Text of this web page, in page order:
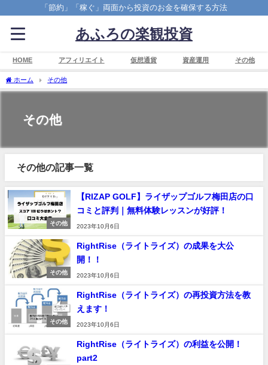
「節約」「稼ぐ」両面から投資のお金を確保する方法
あふろの楽観投資
HOME アフィリエイト 仮想通貨 資産運用 その他
ホーム その他
その他
その他の記事一覧
その他
【RIZAP GOLF】ライザップゴルフ梅田店の口
コミと評判｜無料体験レッスンが好評！
2023年10月6日
その他
RightRise（ライトライズ）の成果を大公
開！！
2023年10月6日
その他
RightRise（ライトライズ）の再投資方法を教
えます！
2023年10月6日
RightRise（ライトライズ）の利益を公開！
part2